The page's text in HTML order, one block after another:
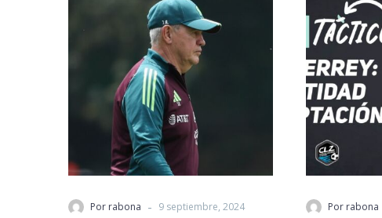
Por rabona - 9 septiembre, 2024 Por rabona